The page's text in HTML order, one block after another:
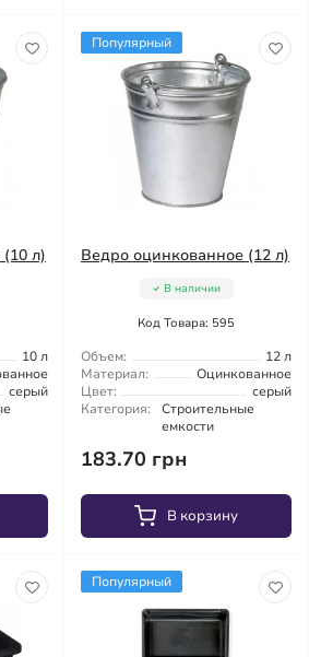
л)
10 л
серый
Популярный
Ведро оцинкованное (12 л)
В наличии
Код Товара: 595
Объем:
12 л
Материал:
Оцинкованное
Цвет:
серый
Категория:
Строительные
емкости
183.70 грн
В корзину
Популярный